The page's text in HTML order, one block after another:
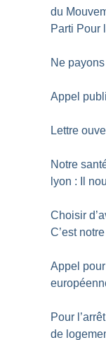
du
Parti Pour
Ne
Appel
Lettre
Notre
lyon : Il
Choisir
C’est
Appel
Pour
de